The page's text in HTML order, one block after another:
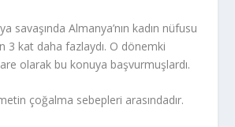
savaşında Almanya’nın kadın nüfusu
3 kat daha fazlaydı. O dönemki
olarak bu konuya başvurmuşlardı.
çoğalma sebepleri arasındadır.